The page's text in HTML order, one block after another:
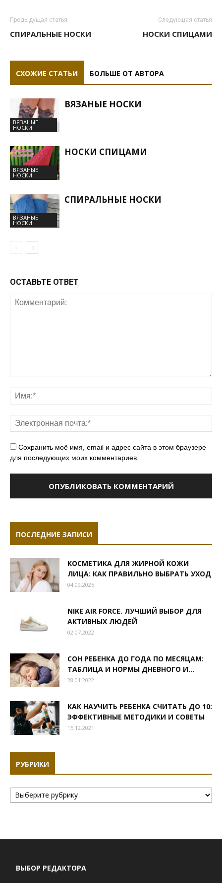
Предыдущая статья
СПИРАЛЬНЫЕ НОСКИ
Следующая статья
НОСКИ СПИЦАМИ
СХОЖИЕ СТАТЬИ БОЛЬШЕ ОТ АВТОРА
ВЯЗАНЫЕ
НОСКИ
ВЯЗАНЫЕ НОСКИ
ВЯЗАНЫЕ
НОСКИ
НОСКИ СПИЦАМИ
ВЯЗАНЫЕ
НОСКИ
СПИРАЛЬНЫЕ НОСКИ
ОСТАВЬТЕ ОТВЕТ
Сохранить моё имя, email и адрес сайта в этом браузере
для последующих моих комментариев.
ПОСЛЕДНИЕ ЗАПИСИ
КОСМЕТИКА ДЛЯ ЖИРНОЙ КОЖИ
ЛИЦА: КАК ПРАВИЛЬНО ВЫБРАТЬ УХОД
04.09.2025
NIKE AIR FORCE. ЛУЧШИЙ ВЫБОР ДЛЯ
АКТИВНЫХ ЛЮДЕЙ
02.07.2022
СОН РЕБЕНКА ДО ГОДА ПО МЕСЯЦАМ:
ТАБЛИЦА И НОРМЫ ДНЕВНОГО И...
28.01.2022
КАК НАУЧИТЬ РЕБЕНКА СЧИТАТЬ ДО 10:
ЭФФЕКТИВНЫЕ МЕТОДИКИ И СОВЕТЫ
15.12.2021
РУБРИКИ
Рубрики
ВЫБОР РЕДАКТОРА